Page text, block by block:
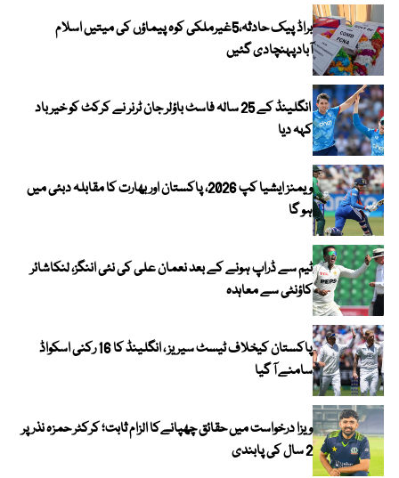
براڈ پیک حادثہ،5غیرملکی کوہ پیماؤں کی میتیں اسلام
آبادپہنچادی گئیں
انگلینڈ کے 25 سالہ فاسٹ باؤلر جان ٹرنر نے کرکٹ کو خیر باد
کہہ دیا
ویمنز ایشیا کپ 2026، پاکستان اور بھارت کا مقابلہ دبئی میں
ہو گا
ٹیم سے ڈراپ ہونے کے بعد نعمان علی کی نئی اننگز، لنکاشائر
کاؤنٹی سے معاہدہ
پاکستان کیخلاف ٹیسٹ سیریز ، انگلینڈ کا 16 رکنی اسکواڈ
سامنے آ گیا
ویزا درخواست میں حقائق چھپانےکا الزام ثابت؛ کرکٹر حمزہ نذر پر
2 سال کی پابندی